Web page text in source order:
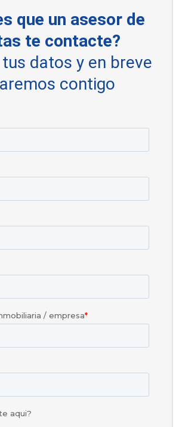
que un asesor de
te contacte?
datos y en breve
contigo